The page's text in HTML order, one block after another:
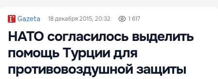
Gazeta 18 декабря 2015, 20:32 1 617
НАТО согласилось выделить
помощь Турции для
противовоздушной защиты